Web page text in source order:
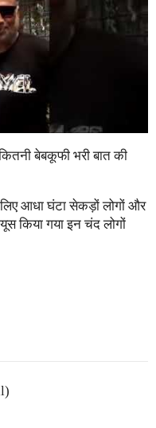
बेबकूफी भरी बात की
आधा घंटा सेकड़ों लोगों और
किया गया इन चंद लोगों